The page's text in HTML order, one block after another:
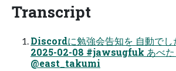
Transcript
Discordに勉強会告知を ⾃動で
2025-02-08 #jawsugfuk あべた
@east_takumi